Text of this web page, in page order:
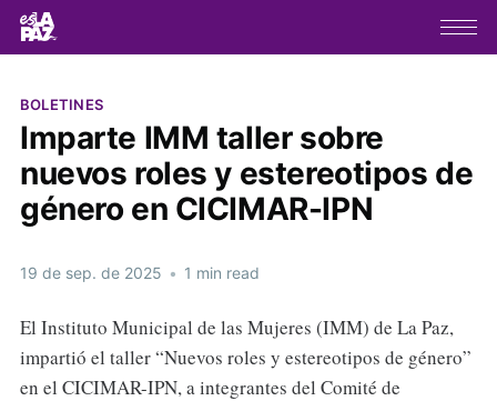
BOLETINES
Imparte IMM taller sobre
nuevos roles y estereotipos de
género en CICIMAR-IPN
19 de sep. de 2025 • 1 min read
El Instituto Municipal de las Mujeres (IMM) de La Paz,
impartió el taller “Nuevos roles y estereotipos de género”
en el CICIMAR-IPN, a integrantes del Comité de